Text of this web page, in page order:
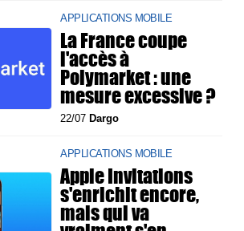
APPLICATIONS MOBILE
La France coupe
l'accès à
Polymarket : une
mesure excessive ?
22/07 Dargo
APPLICATIONS MOBILE
Apple Invitations
s'enrichit encore,
mais qui va